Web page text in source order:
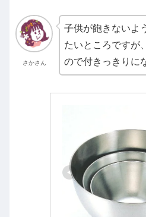
さかさん
子供が飽きないよ
たいところですが
ので付きっきりに